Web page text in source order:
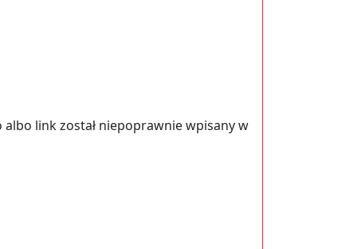
link został niepoprawnie wpisany w